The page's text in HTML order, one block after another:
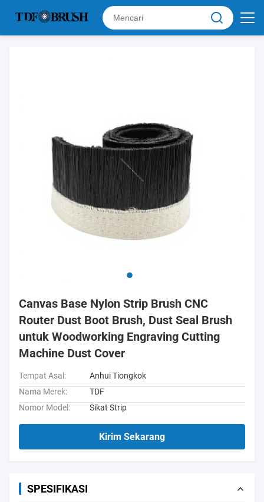
Canvas Base Nylon Strip Brush CNC
Router Dust Boot Brush, Dust Seal Brush
untuk Woodworking Engraving Cutting
Machine Dust Cover
Tempat Asal:
Anhui Tiongkok
Nama Merek:
TDF
Nomor Model:
Sikat Strip
Kirim Sekarang
SPESIFIKASI